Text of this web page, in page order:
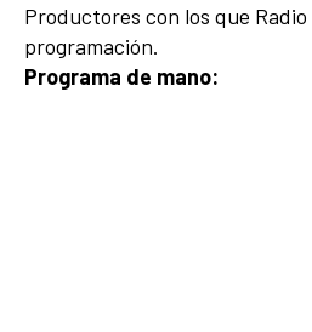
Productores con los que
programación.
Programa de mano: